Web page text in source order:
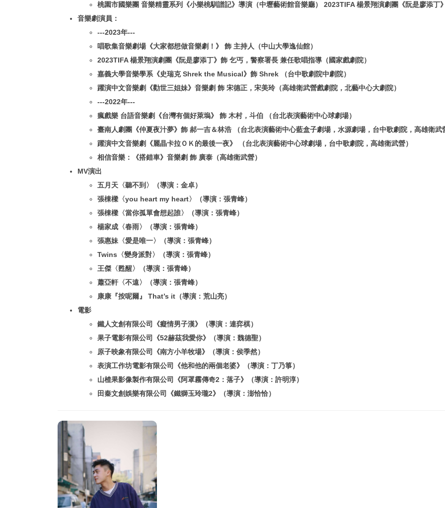
桃園市國樂團 音樂精靈系列《小樂桃馴譜記》導演（中壢藝術館音樂廳） 2023TIFA 楊景翔演劇團《阮是廖添丁
⾳樂劇演員：
---2023年---
唱歌集音樂劇場《大家都想做音樂劇！》 飾 主持人（中山大學逸仙館）
2023TIFA 楊景翔演劇團《阮是廖添丁》飾 乞丐，警察署長 兼任歌唱指導（國家戲劇院）
嘉義大學音樂學系《史瑞克 Shrek the Musical》飾 Shrek （台中歌劇院中劇院）
躍演中文音樂劇《勸世三姐妹》音樂劇 飾 宋德正，宋美玲（高雄衛武營戲劇院，北藝中心大劇院）
---2022年---
瘋戲樂 台語音樂劇《台灣有個好萊塢》 飾 木村，斗伯 （台北表演藝術中心球劇場）
臺南人劇團《仲夏夜汁夢》飾 郝一吉＆林浩 （台北表演藝術中心藍盒子劇場，水源劇場，台中歌劇院，高雄衛武
躍演中文音樂劇《麗晶卡拉ＯＫ的最後一夜》 （台北表演藝術中心球劇場，台中歌劇院，高雄衛武營）
相信音樂：《搭錯車》音樂劇 飾 廣泰（高雄衛武營）
MV演出
五⽉天〈聽不到〉（導演：⾦卓）
張棟樑〈you heart my heart〉（導演：張青峰）
張棟樑〈當你孤單會想起誰〉（導演：張青峰）
楊家成〈春⾬〉（導演：張青峰）
張惠妹〈愛是唯⼀〉（導演：張青峰）
Twins〈變⾝派對〉（導演：張青峰）
王傑〈甦醒〉（導演：張青峰）
蕭亞軒〈不遠〉（導演：張青峰）
康康『按呢爾』 That’s it（導演：荒山亮）
電影
鐵人文創有限公司《癡情男子漢》（導演：連弈棋）
果⼦電影有限公司《52赫茲我愛你》（導演：魏德聖）
原子映象有限公司《南⽅⼩⽺牧場》（導演：侯季然）
表演⼯作坊電影有限公司《他和他的兩個⽼婆》（導演：丁乃箏）
⼭楂果影像製作有限公司《阿罩霧傳奇2：落子》（導演：許明淳）
⽥秦⽂創娛樂有限公司《鐵獅⽟玲瓏2》（導演：澎恰恰）